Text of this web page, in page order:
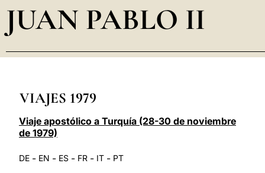
POLSKI
العربيّة
JUAN PABLO II
VIAJES 1979
Viaje apostólico a Turquía (28-30 de noviembre
de 1979)
DE - EN - ES - FR - IT - PT